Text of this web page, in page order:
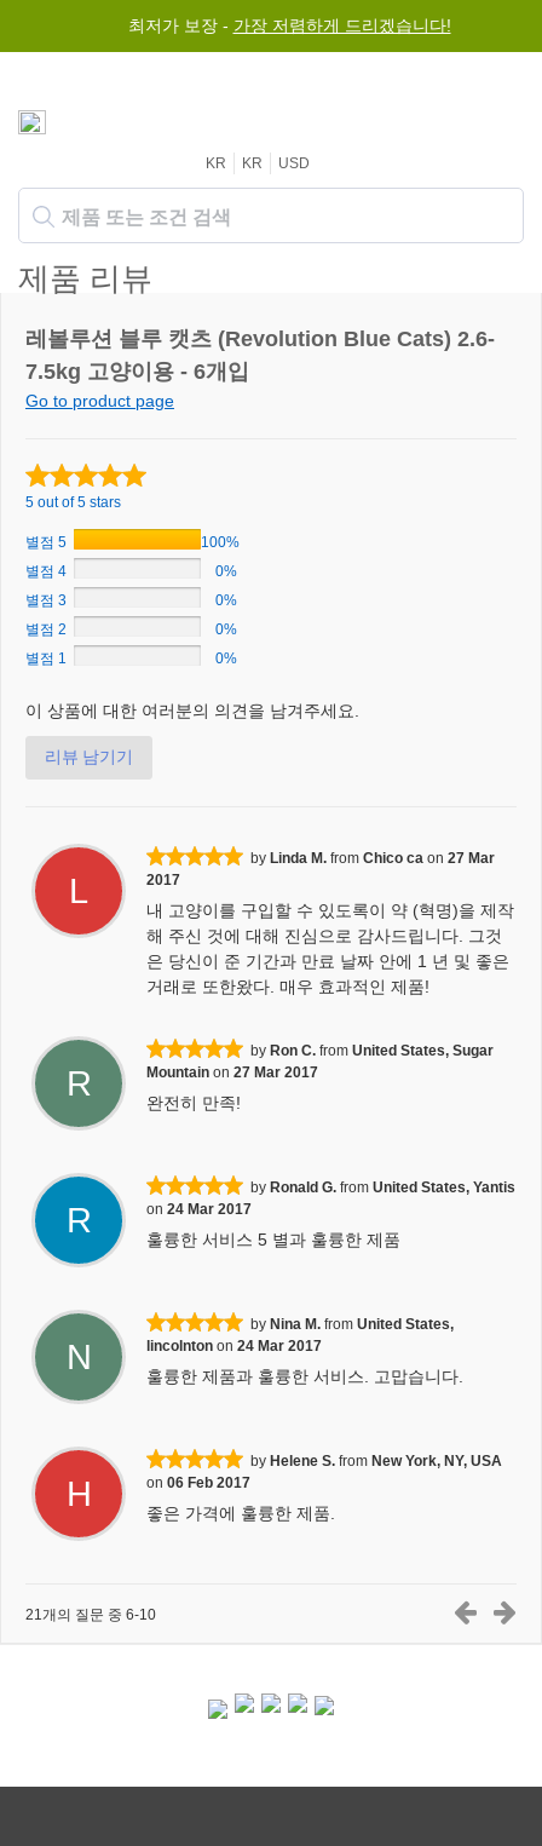
최저가 보장 - 가장 저렴하게 드리겠습니다!
KR KR USD
제품 리뷰
레볼루션 블루 캣츠 (Revolution Blue Cats) 2.6-
7.5kg 고양이용 - 6개입
Go to product page
5 out of 5 stars
별점 5
100%
별점 4
0%
별점 3
0%
별점 2
0%
별점 1
0%
이 상품에 대한 여러분의 의견을 남겨주세요.
리뷰 남기기
L
by Linda M. from Chico ca on 27 Mar
2017
내 고양이를 구입할 수 있도록이 약 (혁명)을 제작
해 주신 것에 대해 진심으로 감사드립니다. 그것
은 당신이 준 기간과 만료 날짜 안에 1 년 및 좋은
거래로 또한왔다. 매우 효과적인 제품!
R
by Ron C. from United States, Sugar
Mountain on 27 Mar 2017
완전히 만족!
R
by Ronald G. from United States, Yantis
on 24 Mar 2017
훌륭한 서비스 5 별과 훌륭한 제품
N
by Nina M. from United States,
lincolnton on 24 Mar 2017
훌륭한 제품과 훌륭한 서비스. 고맙습니다.
H
by Helene S. from New York, NY, USA
on 06 Feb 2017
좋은 가격에 훌륭한 제품.
21개의 질문 중 6-10